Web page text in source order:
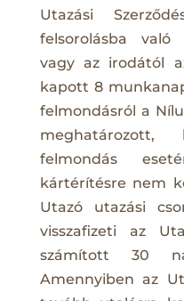
Utazási
felsorolásba való
vagy az irodától
kapott 8
felmondásról a
meghatározott,
felmondás
kártérítésre nem
Utazó utazási
visszafizeti az
számított 30
Amennyiben az